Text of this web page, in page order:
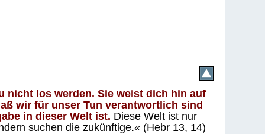
nicht los werden. Sie weist dich hin auf
wir für unser Tun verantwortlich sind
in dieser Welt ist. Diese Welt ist nur
suchen die zukünftige.« (Hebr 13, 14)